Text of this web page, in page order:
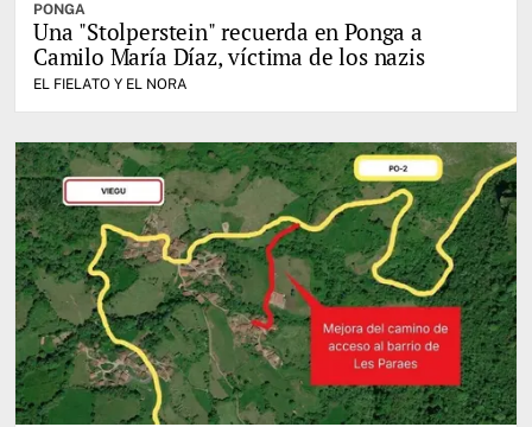
PONGA
Una "Stolperstein" recuerda en Ponga a
Camilo María Díaz, víctima de los nazis
EL FIELATO Y EL NORA